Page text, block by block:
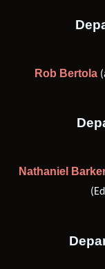
Rob Bertola
Nathaniel